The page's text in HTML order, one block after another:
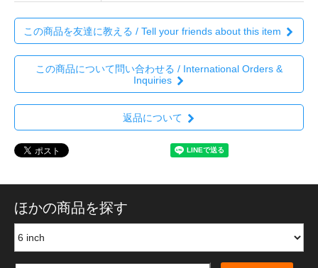
この商品を友達に教える / Tell your friends about this item
この商品について問い合わせる / International Orders &
Inquiries
返品について
ほかの商品を探す